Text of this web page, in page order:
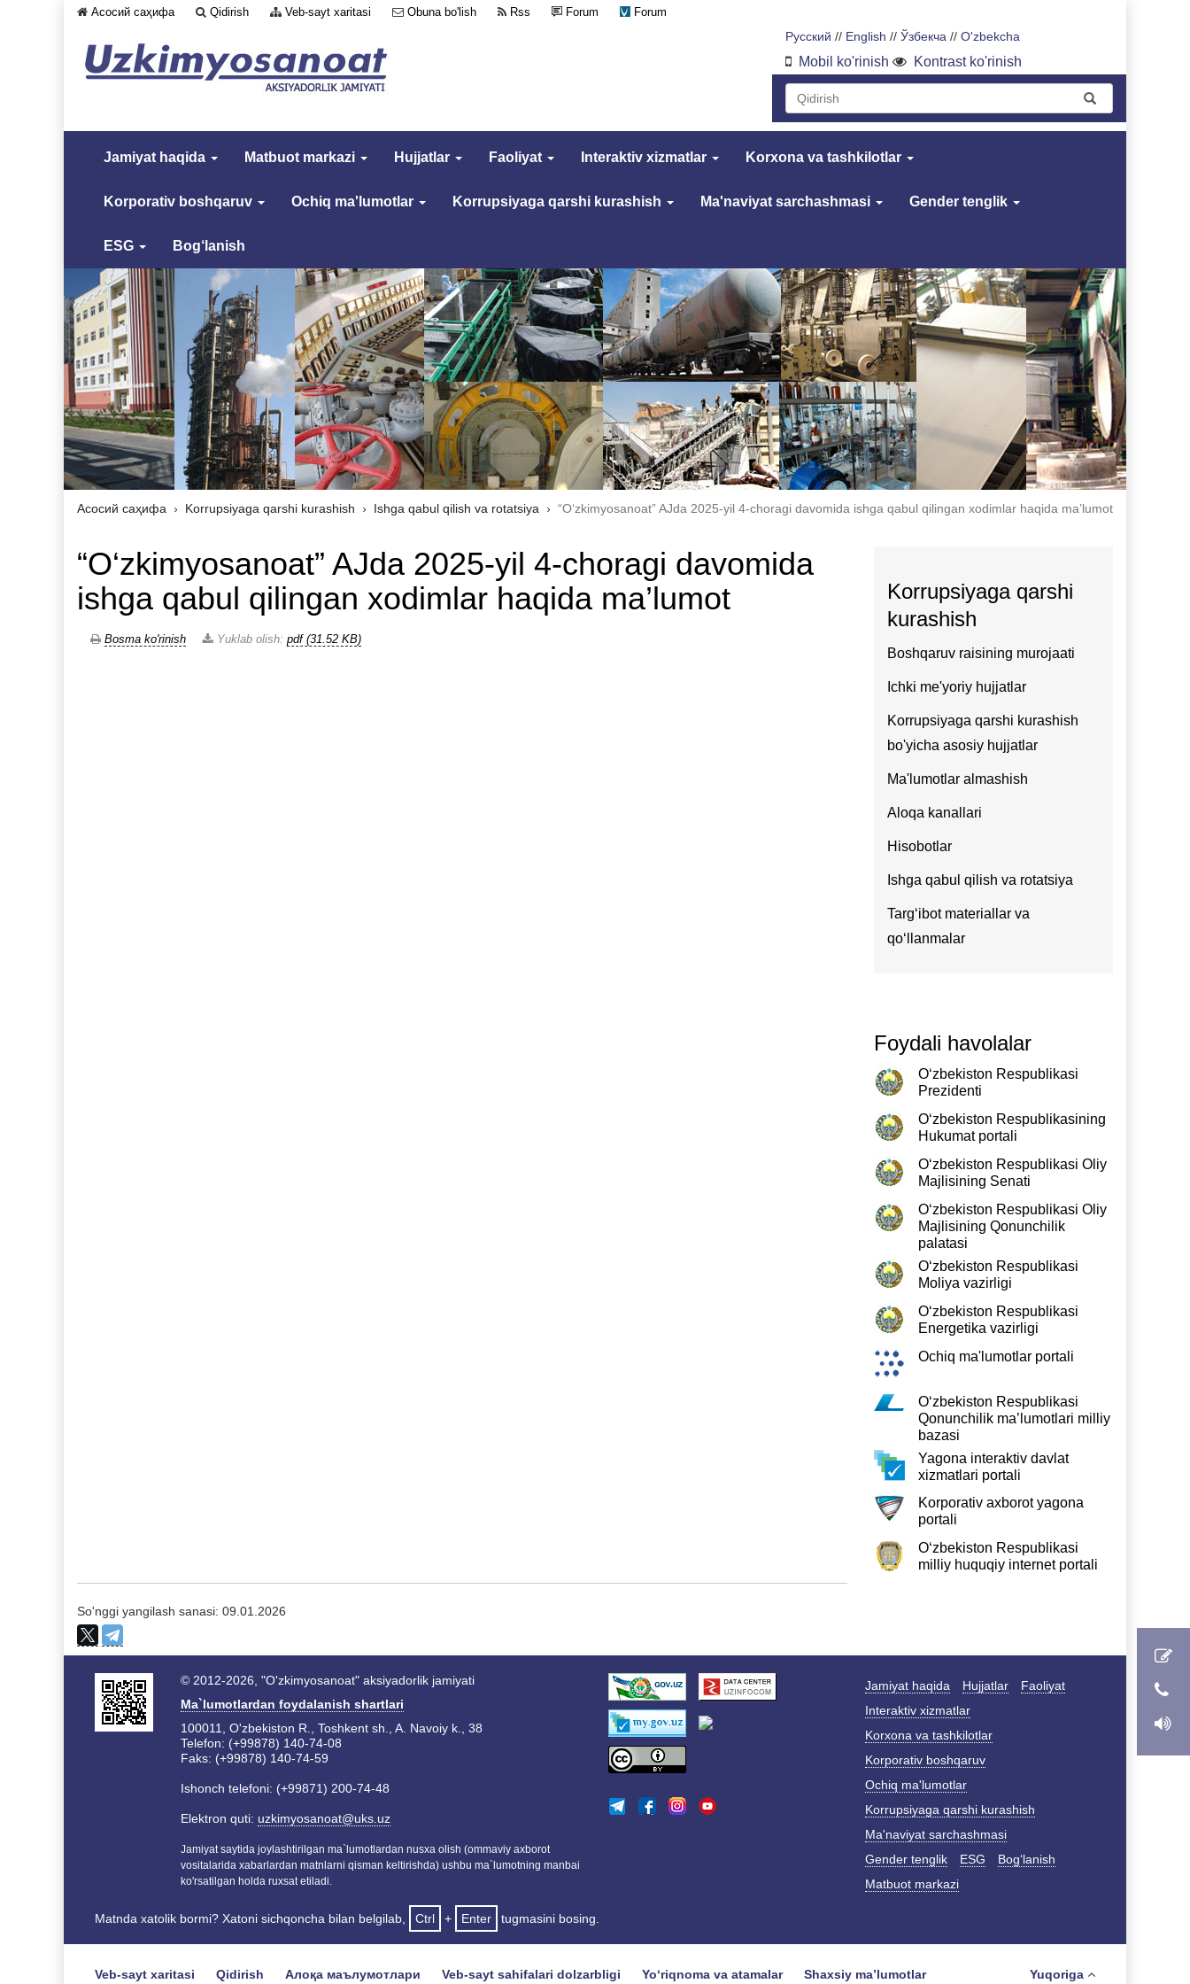
Асосий саҳифа Qidirish Veb-sayt xaritasi Obuna bo'lish Rss Forum
Forum
Русский // English // Ўзбекча // O'zbekcha
Mobil ko'rinish Kontrast ko'rinish
Jamiyat haqida Matbuot markazi Hujjatlar Faoliyat Interaktiv xizmatlar Korxona va tashkilotlar
Korporativ boshqaruv Ochiq ma'lumotlar Korrupsiyaga qarshi kurashish Ma'naviyat sarchashmasi Gender tenglik
ESG Bog‘lanish
Асосий саҳифа Korrupsiyaga qarshi kurashish Ishga qabul qilish va rotatsiya “O‘zkimyosanoat” AJda 2025-yil 4-choragi davomida ishga qabul qilingan xodimlar haqida ma’lumot
“O‘zkimyosanoat” AJda 2025-yil 4-choragi davomida
ishga qabul qilingan xodimlar haqida ma’lumot
Bosma ko'rinish Yuklab olish: pdf (31.52 KB)
So'nggi yangilash sanasi: 09.01.2026
Korrupsiyaga qarshi
kurashish
Boshqaruv raisining murojaati
Ichki me'yoriy hujjatlar
Korrupsiyaga qarshi kurashish
bo'yicha asosiy hujjatlar
Ma'lumotlar almashish
Aloqa kanallari
Hisobotlar
Ishga qabul qilish va rotatsiya
Targʻibot materiallar va
qoʻllanmalar
Foydali havolalar
O‘zbekiston Respublikasi
Prezidenti
O‘zbekiston Respublikasining
Hukumat portali
O‘zbekiston Respublikasi Oliy
Majlisining Senati
O‘zbekiston Respublikasi Oliy
Majlisining Qonunchilik
palatasi
O‘zbekiston Respublikasi
Moliya vazirligi
O‘zbekiston Respublikasi
Energetika vazirligi
Ochiq ma'lumotlar portali
O‘zbekiston Respublikasi
Qonunchilik ma’lumotlari milliy
bazasi
Yagona interaktiv davlat
xizmatlari portali
Korporativ axborot yagona
portali
O‘zbekiston Respublikasi
milliy huquqiy internet portali
© 2012-2026, "O'zkimyosanoat" aksiyadorlik jamiyati
Ma`lumotlardan foydalanish shartlari
100011, O'zbekiston R., Toshkent sh., A. Navoiy k., 38
Telefon: (+99878) 140-74-08
Faks: (+99878) 140-74-59
Ishonch telefoni: (+99871) 200-74-48
Elektron quti: uzkimyosanoat@uks.uz
Jamiyat saytida joylashtirilgan ma`lumotlardan nusxa olish (ommaviy axborot
vositalarida xabarlardan matnlarni qisman keltirishda) ushbu ma`lumotning manbai
ko'rsatilgan holda ruxsat etiladi.
Jamiyat haqida Hujjatlar
Faoliyat
Interaktiv xizmatlar
Korxona va tashkilotlar
Korporativ boshqaruv
Ochiq ma'lumotlar
Korrupsiyaga qarshi kurashish
Ma'naviyat sarchashmasi
Gender tenglik
ESG
Bog‘lanish
Matbuot markazi
Matnda xatolik bormi? Xatoni sichqoncha bilan belgilab, Ctrl + Enter tugmasini bosing.
Veb-sayt xaritasi Qidirish Алоқа маълумотлари Veb-sayt sahifalari dolzarbligi Yo‘riqnoma va atamalar Shaxsiy maʼlumotlar Yuqoriga